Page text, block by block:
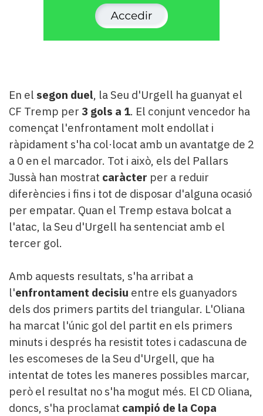
En el segon duel, la Seu d'Urgell ha guanyat el
CF Tremp per 3 gols a 1. El conjunt vencedor ha
començat l'enfrontament molt endollat i
ràpidament s'ha col·locat amb un avantatge de 2
a 0 en el marcador. Tot i això, els del Pallars
Jussà han mostrat caràcter per a reduir
diferències i fins i tot de disposar d'alguna ocasió
per empatar. Quan el Tremp estava bolcat a
l'atac, la Seu d'Urgell ha sentenciat amb el
tercer gol.
Amb aquests resultats, s'ha arribat a
l'enfrontament decisiu entre els guanyadors
dels dos primers partits del triangular. L'Oliana
ha marcat l'únic gol del partit en els primers
minuts i després ha resistit totes i cadascuna de
les escomeses de la Seu d'Urgell, que ha
intentat de totes les maneres possibles marcar,
però el resultat no s'ha mogut més. El CD Oliana,
doncs, s'ha proclamat campió de la Copa